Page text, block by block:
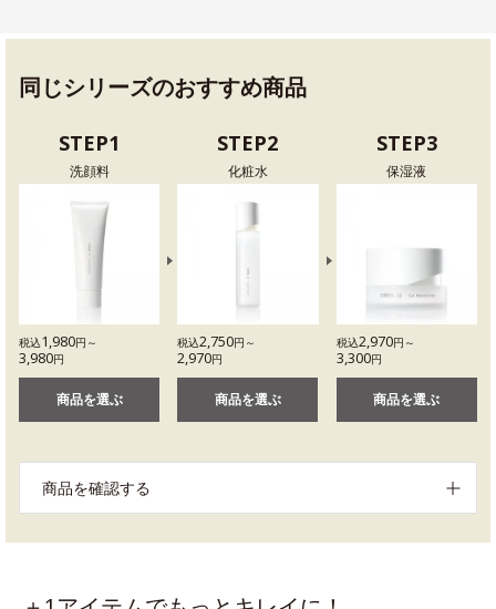
同じシリーズのおすすめ商品
STEP1
洗顔料
税込1,980円～
3,980円
商品を選ぶ
STEP2
化粧水
税込2,750円～
2,970円
商品を選ぶ
STEP3
保湿液
税込2,970円～
3,300円
商品を選ぶ
商品を確認する